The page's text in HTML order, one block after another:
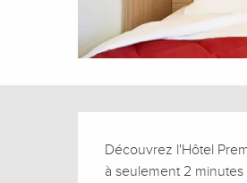
Découvrez l'Hôtel
à seulement 2